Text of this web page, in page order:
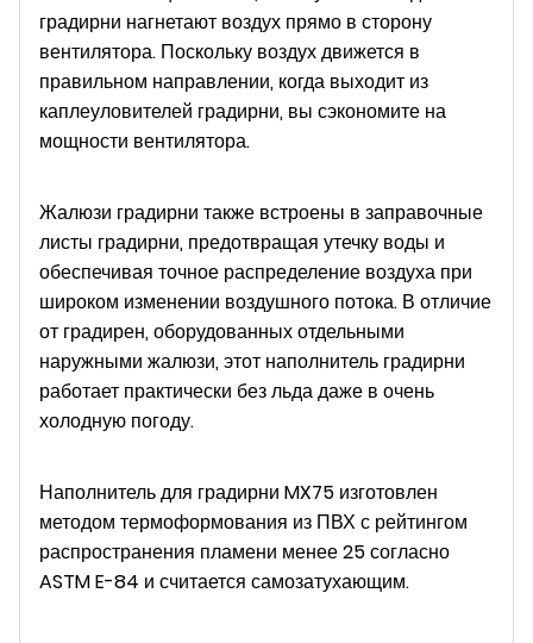
градирни нагнетают воздух прямо в сторону
вентилятора. Поскольку воздух движется в
правильном направлении, когда выходит из
каплеуловителей градирни, вы сэкономите на
мощности вентилятора.
Жалюзи градирни также встроены в заправочные
листы градирни, предотвращая утечку воды и
обеспечивая точное распределение воздуха при
широком изменении воздушного потока. В отличие
от градирен, оборудованных отдельными
наружными жалюзи, этот наполнитель градирни
работает практически без льда даже в очень
холодную погоду.
Наполнитель для градирни MX75 изготовлен
методом термоформования из ПВХ с рейтингом
распространения пламени менее 25 согласно
ASTM E-84 и считается самозатухающим.